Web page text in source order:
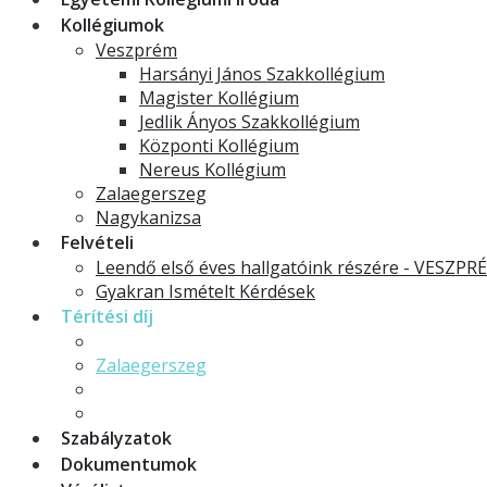
Kollégiumok
Veszprém
Harsányi János Szakkollégium
Magister Kollégium
Jedlik Ányos Szakkollégium
Központi Kollégium
Nereus Kollégium
Zalaegerszeg
Nagykanizsa
Felvételi
Leendő első éves hallgatóink részére -
Gyakran Ismételt Kérdések
Térítési díj
Zalaegerszeg
Szabályzatok
Dokumentumok